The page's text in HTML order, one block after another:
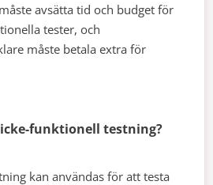
avsätta tid och budget för
tester, och
måste betala extra för
funktionell testning?
kan användas för att testa